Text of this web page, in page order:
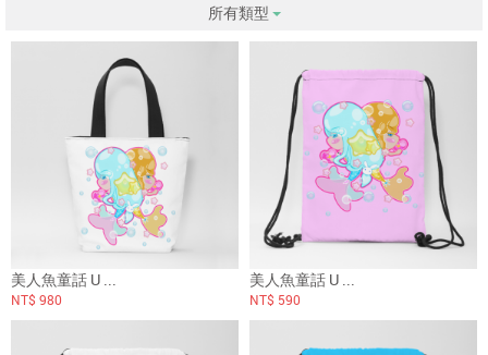
所有類型
美人魚童話 U ...
NT$ 980
美人魚童話 U ...
NT$ 590